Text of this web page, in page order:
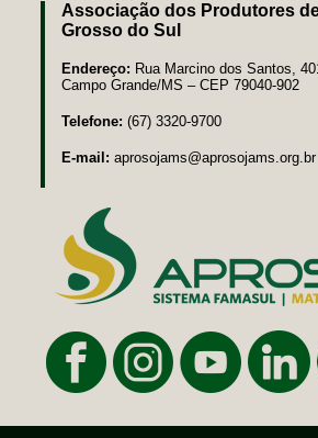
Associação dos Produtores
Grosso do Sul
Endereço: Rua Marcino dos Santos,
Campo Grande/MS – CEP 79040-902
Telefone: (67) 3320-9700
E-mail: aprosojams@aprosojams.org.br